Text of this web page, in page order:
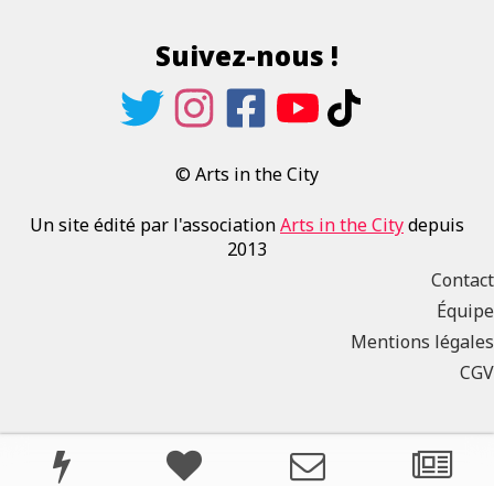
Suivez-nous !
© Arts in the City
Un site édité par l'associationArts in the Citydepuis
2013
Contact
Équipe
Mentions légales
CGV